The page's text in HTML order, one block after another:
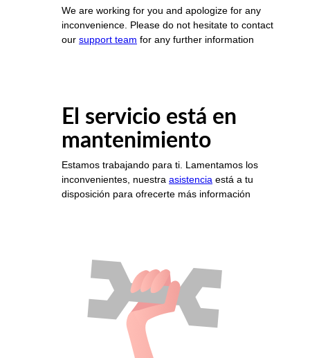
We are working for you and apologize for any
inconvenience. Please do not hesitate to contact
our support team for any further information
El servicio está en
mantenimiento
Estamos trabajando para ti. Lamentamos los
inconvenientes, nuestra asistencia está a tu
disposición para ofrecerte más información